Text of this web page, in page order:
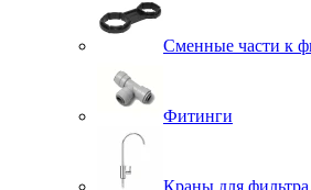
Сменные части к
Фитинги
Краны для фильтра